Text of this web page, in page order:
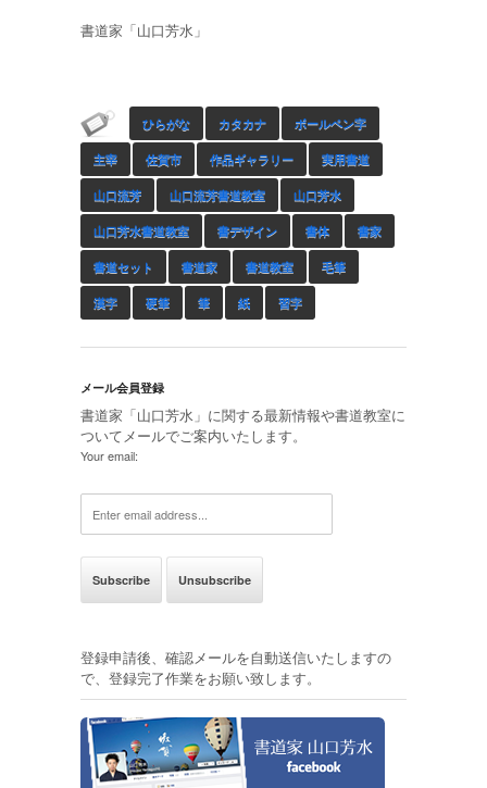
書道家「山口芳水」
ひらがな カタカナ ボールペン字
主宰 佐賀市 作品ギャラリー 実用書道
山口流芳 山口流芳書道教室 山口芳水
山口芳水書道教室 書デザイン 書体 書家
書道セット 書道家 書道教室 毛筆
漢字 硬筆 筆 紙 習字
メール会員登録
書道家「山口芳水」に関する最新情報や書道教室に
ついてメールでご案内いたします。
Your email:
登録申請後、確認メールを自動送信いたしますの
で、登録完了作業をお願い致します。